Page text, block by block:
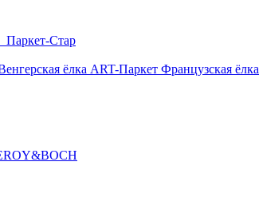
Паркет-Стар
ёлка ART-Паркет Французская ёлка